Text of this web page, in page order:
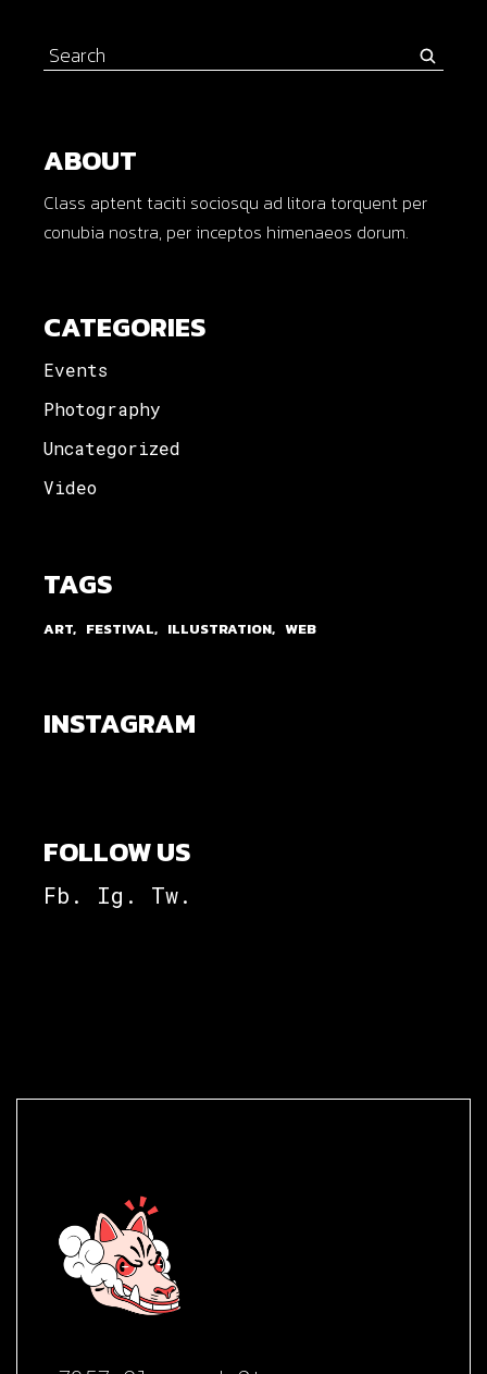
ABOUT
Class aptent taciti sociosqu ad litora torquent per
conubia nostra, per inceptos himenaeos dorum.
CATEGORIES
Events
Photography
Uncategorized
Video
TAGS
ART FESTIVAL ILLUSTRATION WEB
INSTAGRAM
FOLLOW US
Fb. Ig. Tw.